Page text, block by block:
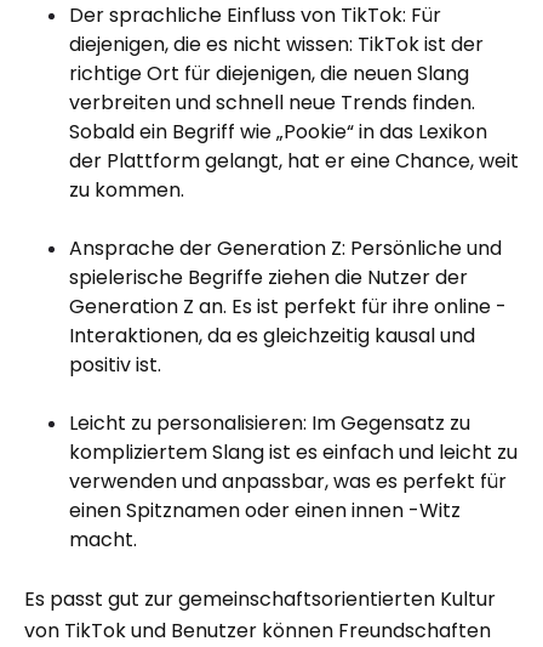
Der sprachliche Einfluss von TikTok: Für
diejenigen, die es nicht wissen: TikTok ist der
richtige Ort für diejenigen, die neuen Slang
verbreiten und schnell neue Trends finden.
Sobald ein Begriff wie „Pookie“ in das Lexikon
der Plattform gelangt, hat er eine Chance, weit
zu kommen.
Ansprache der Generation Z: Persönliche und
spielerische Begriffe ziehen die Nutzer der
Generation Z an. Es ist perfekt für ihre online -
Interaktionen, da es gleichzeitig kausal und
positiv ist.
Leicht zu personalisieren: Im Gegensatz zu
kompliziertem Slang ist es einfach und leicht zu
verwenden und anpassbar, was es perfekt für
einen Spitznamen oder einen innen -Witz
macht.
Es passt gut zur gemeinschaftsorientierten Kultur
von TikTok und Benutzer können Freundschaften